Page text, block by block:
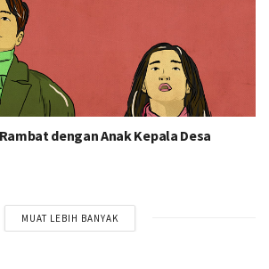
dengan Anak Kepala Desa
MUAT LEBIH BANYAK